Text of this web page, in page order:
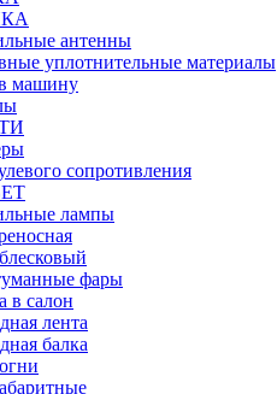
антенны
уплотнительные материалы
машину
сопротивления
лампы
фары
в салон
лента
балка